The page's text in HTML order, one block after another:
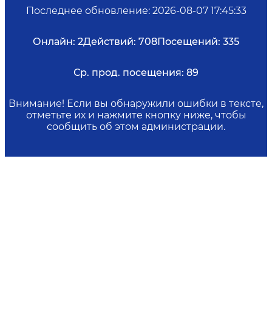
Последнее обновление: 2026-08-07 17:45:33
Онлайн: 2Действий: 708Посещений: 335
Ср. прод. посещения: 89
Внимание! Если вы обнаружили ошибки в тексте,
отметьте их и нажмите кнопку ниже, чтобы
сообщить об этом администрации.